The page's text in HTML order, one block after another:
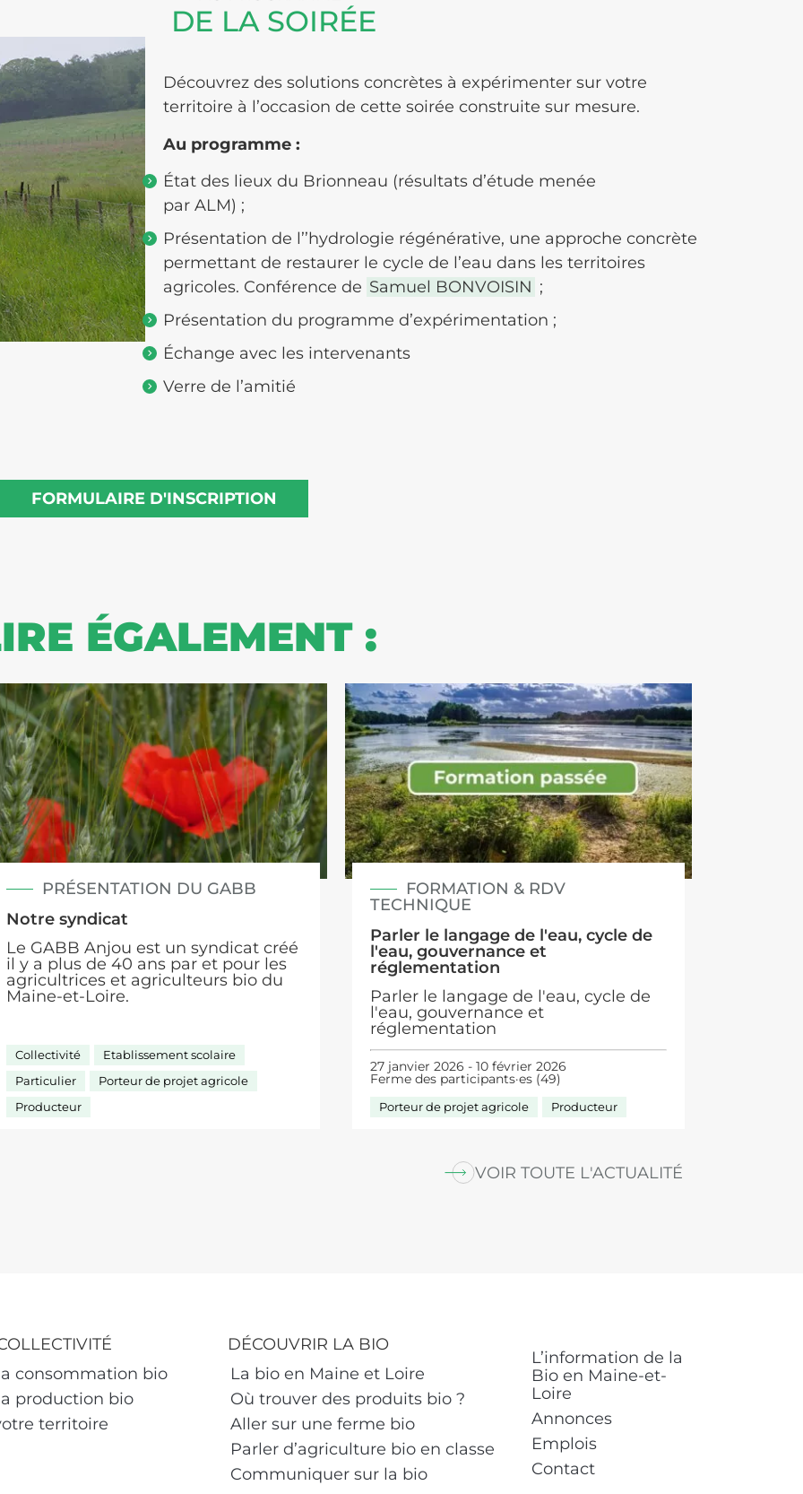
DE LA SOIRÉE
Découvrez des solutions concrètes à expérimenter sur votre
territoire à l’occasion de cette soirée construite sur mesure.
Au programme :
État des lieux du Brionneau (résultats d’étude menée
par ALM) ;
Présentation de l’’hydrologie régénérative, une approche concrète
permettant de restaurer le cycle de l’eau dans les territoires
agricoles. Conférence de Samuel BONVOISIN ;
Présentation du programme d’expérimentation ;
Échange avec les intervenants
Verre de l’amitié
FORMULAIRE D'INSCRIPTION
ÉGALEMENT :
PRÉSENTATION DU GABB
Notre syndicat
Le GABB Anjou est un syndicat créé
il y a plus de 40 ans par et pour les
agricultrices et agriculteurs bio du
Maine-et-Loire.
Collectivité
Etablissement scolaire
Particulier
Porteur de projet agricole
Producteur
FORMATION & RDV
TECHNIQUE
Parler le langage de l'eau, cycle de
l'eau, gouvernance et
réglementation
Parler le langage de l'eau, cycle de
l'eau, gouvernance et
réglementation
27 janvier 2026 - 10 février 2026
Ferme des participants·es (49)
Porteur de projet agricole Producteur
VOIR TOUTE L'ACTUALITÉ
consommation bio
production bio
territoire
DÉCOUVRIR LA BIO
La bio en Maine et Loire
Où trouver des produits bio ?
Aller sur une ferme bio
Parler d’agriculture bio en classe
Communiquer sur la bio
L’information de la
Bio en Maine-et-
Loire
Annonces
Emplois
Contact